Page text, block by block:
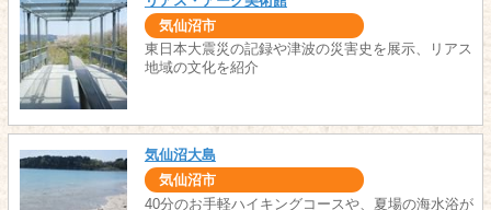
気仙沼市
東日本大震災の記録や津波の災害史を展示、リアス
地域の文化を紹介
気仙沼大島
気仙沼市
40分のお手軽ハイキングコースや、夏場の海水浴が